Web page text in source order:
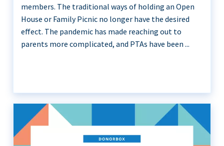
members. The traditional ways of holding an Open
House or Family Picnic no longer have the desired
effect. The pandemic has made reaching out to
parents more complicated, and PTAs have been ...